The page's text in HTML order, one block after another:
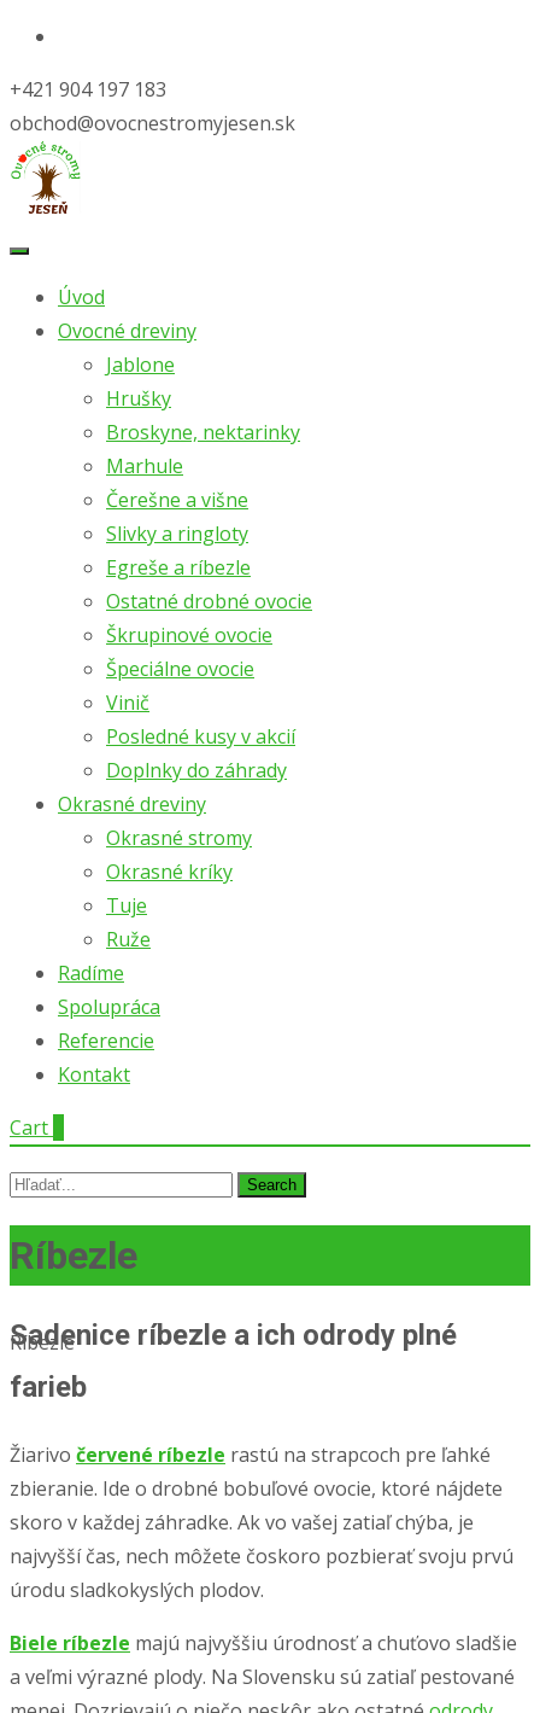
+421 904 197 183
obchod@ovocnestromyjesen.sk
Skip
contentÚvod
Ovocné dreviny
Jablone
Hrušky
Broskyne, nektarinky
Marhule
Čerešne a višne
Slivky a ringloty
Egreše a ríbezle
Ostatné drobné ovocie
Škrupinové ovocie
Špeciálne ovocie
Vinič
Posledné kusy v akcií
Doplnky do záhrady
Okrasné dreviny
Okrasné stromy
Okrasné kríky
Tuje
Ruže
Radíme
Spolupráca
Referencie
Kontakt
Cart
Search
Ríbezle
Ríbezle
Sadenice ríbezle a ich odrody plné
farieb
Žiarivo červené ríbezle rastú na strapcoch pre ľahké
zbieranie. Ide o drobné bobuľové ovocie, ktoré nájdete
skoro v každej záhradke. Ak vo vašej zatiaľ chýba, je
najvyšší čas, nech môžete čoskoro pozbierať svoju prvú
úrodu sladkokyslých plodov.
Biele ríbezle majú najvyššiu úrodnosť a chuťovo sladšie
a veľmi výrazné plody. Na Slovensku sú zatiaľ pestované